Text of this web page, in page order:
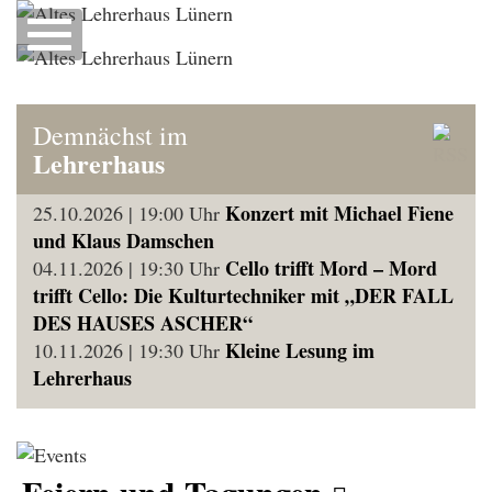
Navigation
einblenden
Altes
Lehrerhaus
Lünern
Jubiläen,
Schulungen,
Versammlungen
und
Konferenzen
Demnächst im
Lehrerhaus
25.10.2026 | 19:00 Uhr Konzert mit Michael Fiene
und Klaus Damschen
04.11.2026 | 19:30 Uhr Cello trifft Mord – Mord
trifft Cello: Die Kulturtechniker mit „DER FALL
DES HAUSES ASCHER“
10.11.2026 | 19:30 Uhr Kleine Lesung im
Lehrerhaus